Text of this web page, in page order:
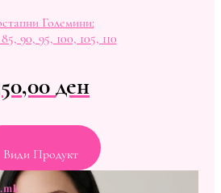
Големини:
90, 95, 100, 105, 110
ден
Види Продукт